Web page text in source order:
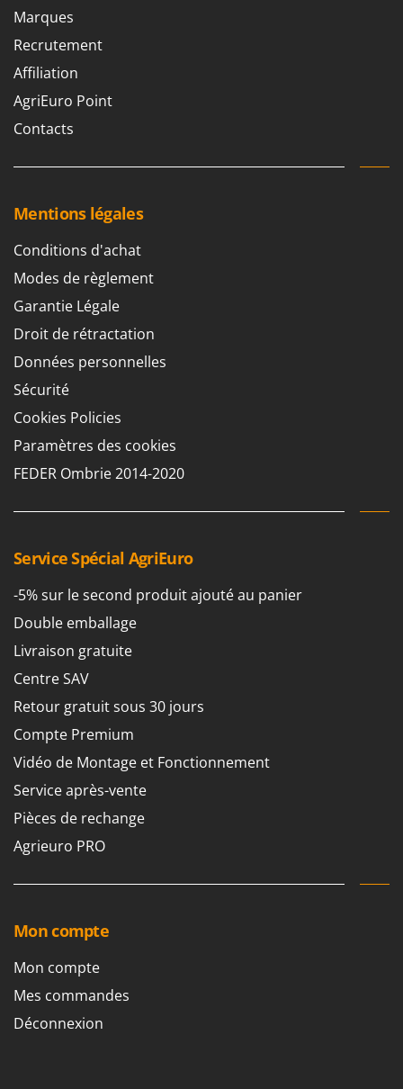
Titania
Tornado
Tre Spade
Trev - Abrek - TecnoVIR
Trotec
U
Udor
V
Verdemax
Vesco
Volpi
W
Waldner
Weber
WIDU
Wiper EcoRobot
Worx
Y Yard Force
Z
Zanon
Zephir
ZGrills
Zodiac
Zomax
Marques
Recrutement
Affiliation
AgriEuro Point
Contacts
Mentions légales
Conditions d'achat
Modes de règlement
Garantie Légale
Droit de rétractation
Données personnelles
Sécurité
Cookies Policies
Paramètres des cookies
FEDER Ombrie 2014-2020
Service Spécial AgriEuro
-5% sur le second produit ajouté au panier
Double emballage
Livraison gratuite
Centre SAV
Retour gratuit sous 30 jours
Compte Premium
Vidéo de Montage et Fonctionnement
Service après-vente
Pièces de rechange
Agrieuro PRO
Mon compte
Mon compte
Mes commandes
Déconnexion